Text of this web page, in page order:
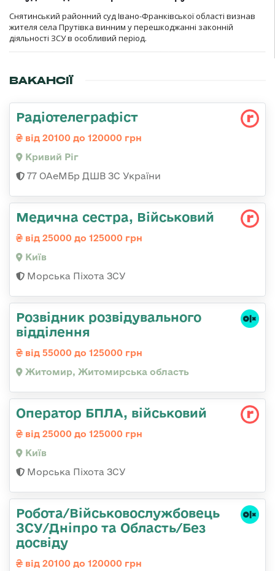
Снятинський районний суд Івано-Франківської області визнав
жителя села Прутівка винним у перешкоджанні законній
діяльності ЗСУ в особливий період.
ВАКАНСІЇ
Радіотелеграфіст
від 20100 до 120000 грн
Кривий Ріг
77 ОАеМБр ДШВ ЗС України
Медична сестра, Військовий
від 25000 до 125000 грн
Київ
Морська Піхота ЗСУ
Розвідник розвідувального
відділення
від 55000 до 125000 грн
Житомир, Житомирська область
Оператор БПЛА, військовий
від 25000 до 125000 грн
Київ
Морська Піхота ЗСУ
Робота/Військовослужбовець
ЗСУ/Дніпро та Область/Без
досвіду
від 20100 до 120000 грн